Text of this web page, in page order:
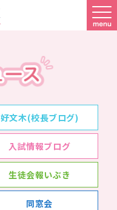
好文木(校長ブログ)
入試情報ブログ
生徒会報いぶき
同窓会